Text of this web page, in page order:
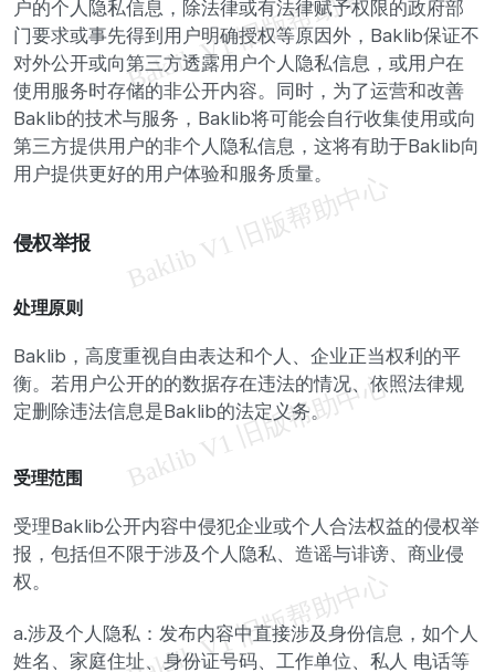
户的个人隐私信息，除法律或有法律赋予权限的政府部
门要求或事先得到用户明确授权等原因外，Baklib保证不
对外公开或向第三方透露用户个人隐私信息，或用户在
使用服务时存储的非公开内容。同时，为了运营和改善
Baklib的技术与服务，Baklib将可能会自行收集使用或向
第三方提供用户的非个人隐私信息，这将有助于Baklib向
用户提供更好的用户体验和服务质量。
侵权举报
处理原则
Baklib，高度重视自由表达和个人、企业正当权利的平
衡。若用户公开的的数据存在违法的情况、依照法律规
定删除违法信息是Baklib的法定义务。
受理范围
受理Baklib公开内容中侵犯企业或个人合法权益的侵权举
报，包括但不限于涉及个人隐私、造谣与诽谤、商业侵
权。
a.涉及个人隐私：发布内容中直接涉及身份信息，如个人
姓名、家庭住址、身份证号码、工作单位、私人 电话等